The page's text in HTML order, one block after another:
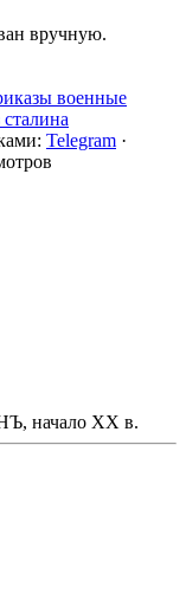
вручную.
военные
Telegram ·
начало ХХ в.